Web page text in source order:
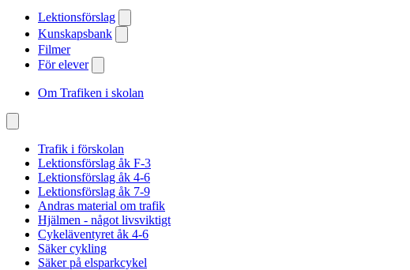
Lektionsförslag
Kunskapsbank
Filmer
För elever
Om Trafiken i skolan
Trafik i förskolan
Lektionsförslag åk F-3
Lektionsförslag åk 4-6
Lektionsförslag åk 7-9
Andras material om trafik
Hjälmen - något livsviktigt
Cykeläventyret åk 4-6
Säker cykling
Säker på elsparkcykel